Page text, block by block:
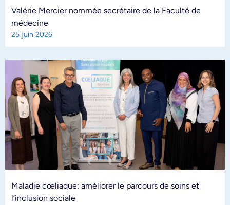
Valérie Mercier nommée secrétaire de la Faculté de
médecine
25 juin 2026
Maladie cœliaque: améliorer le parcours de soins et
l’inclusion sociale